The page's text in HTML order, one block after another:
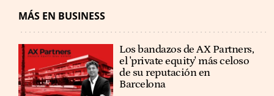
MÁS EN BUSINESS
Los bandazos de AX Partners,
el 'private equity' más celoso
de su reputación en
Barcelona